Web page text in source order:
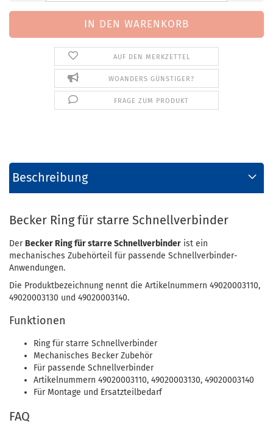
AUF DEN MERKZETTEL
WOANDERS GÜNSTIGER?
FRAGE ZUM PRODUKT
Beschreibung
Becker Ring für starre Schnellverbinder
Der Becker Ring für starre Schnellverbinder ist ein
mechanisches Zubehörteil für passende Schnellverbinder-
Anwendungen.
Die Produktbezeichnung nennt die Artikelnummern 49020003110,
49020003130 und 49020003140.
Funktionen
Ring für starre Schnellverbinder
Mechanisches Becker Zubehör
Für passende Schnellverbinder
Artikelnummern 49020003110, 49020003130, 49020003140
Für Montage und Ersatzteilbedarf
FAQ